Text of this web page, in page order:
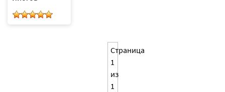
Страница
1
из
1